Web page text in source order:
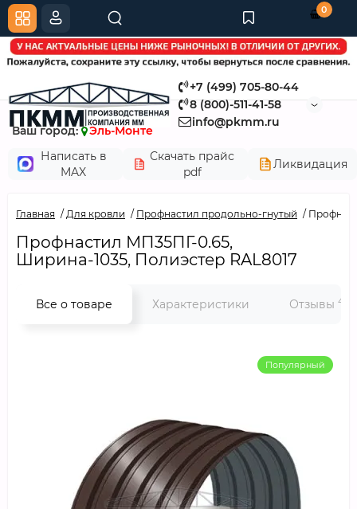
+7 (499) 705-80-44
8 (800)-511-41-58
info@pkmm.ru
Ваш город:
Эль-Монте
Написать в
MAX
Скачать прайс
pdf
Ликвидация
0
Главная Для кровли Профнастил продольно-гнутый
Профнастил МП35ПГ-0.65,
Ширина-1035, Полиэстер RAL8017
Все о товаре Характеристики Отзывы 4
Популярный